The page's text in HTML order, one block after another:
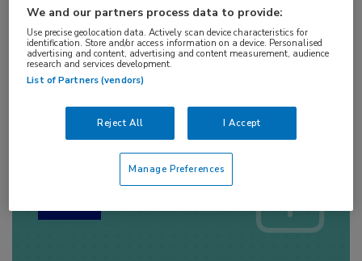
Log hier in om volledige
toegang te krijgen.
Tags:
efavirenz
We and our partners process data to provide:
Use precise geolocation data. Actively scan device characteristics for
identification. Store and/or access information on a device. Personalised
advertising and content, advertising and content measurement, audience
research and services development.
List of Partners (vendors)
Reject All I Accept
Manage Preferences